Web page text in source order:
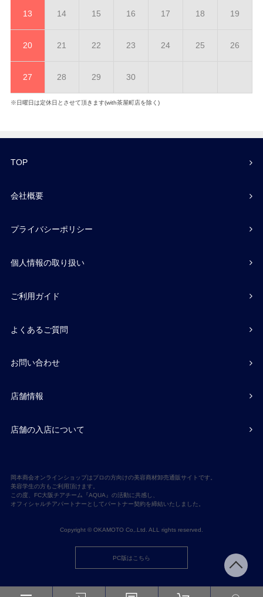
13 14 15 16 17 18 19
20 21 22 23 24 25 26
27 28 29 30
※日曜日は定休日とさせて頂きます(with茶屋町店を除く)
TOP
会社概要
プライバシーポリシー
個人情報の取り扱い
ご利用ガイド
よくあるご質問
お問い合わせ
店舗情報
店舗の入店について
岡本商会オンラインショップはプロの方向けの美容商材卸売通販サイトです。
美容学生の方もご利用頂けます。
この度、FC大阪チアチーム『AQUA』の活動に共感し、
オフィシャルチアパートナーとしてパートナー契約を締結いたしました。
Copyright © OKAMOTO Co,.Ltd. ALL rights reserved.
PC版はこちら